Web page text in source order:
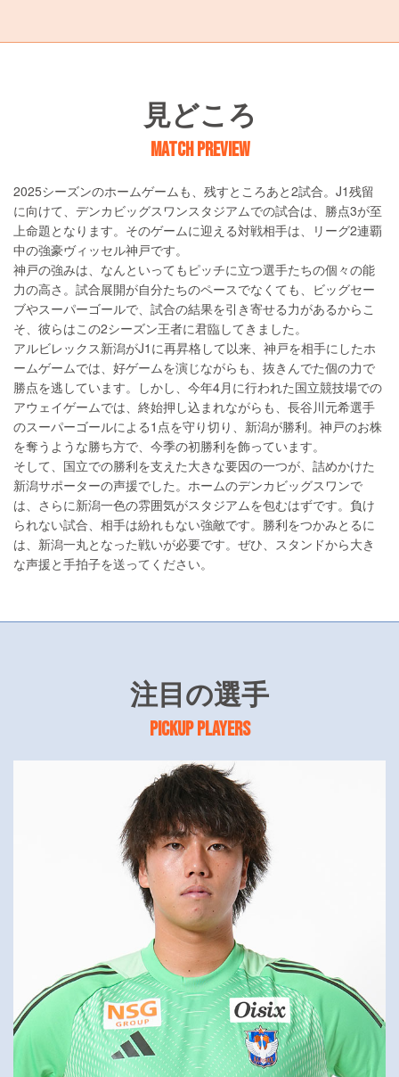
見どころ
MATCH PREVIEW
2025シーズンのホームゲームも、残すところあと2試合。J1残留
に向けて、デンカビッグスワンスタジアムでの試合は、勝点3が至
上命題となります。そのゲームに迎える対戦相手は、リーグ2連覇
中の強豪ヴィッセル神戸です。
神戸の強みは、なんといってもピッチに立つ選手たちの個々の能
力の高さ。試合展開が自分たちのペースでなくても、ビッグセー
ブやスーパーゴールで、試合の結果を引き寄せる力があるからこ
そ、彼らはこの2シーズン王者に君臨してきました。
アルビレックス新潟がJ1に再昇格して以来、神戸を相手にしたホ
ームゲームでは、好ゲームを演じながらも、抜きんでた個の力で
勝点を逃しています。しかし、今年4月に行われた国立競技場での
アウェイゲームでは、終始押し込まれながらも、長谷川元希選手
のスーパーゴールによる1点を守り切り、新潟が勝利。神戸のお株
を奪うような勝ち方で、今季の初勝利を飾っています。
そして、国立での勝利を支えた大きな要因の一つが、詰めかけた
新潟サポーターの声援でした。ホームのデンカビッグスワンで
は、さらに新潟一色の雰囲気がスタジアムを包むはずです。負け
られない試合、相手は紛れもない強敵です。勝利をつかみとるに
は、新潟一丸となった戦いが必要です。ぜひ、スタンドから大き
な声援と手拍子を送ってください。
注目の選手
PICKUP PLAYERS